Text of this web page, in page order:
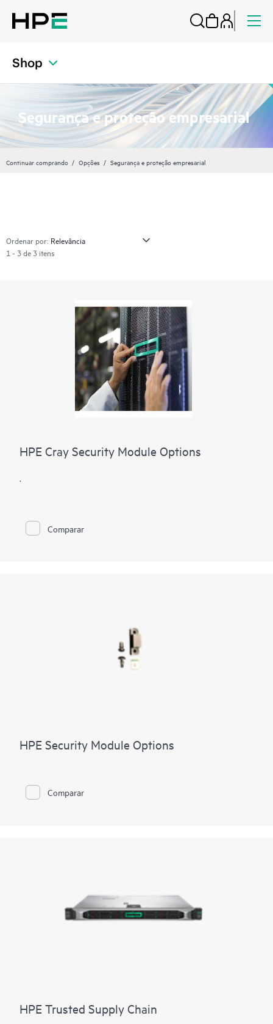
Shop
Segurança e proteção empresarial
Continuar comprando Opções Segurança e proteção empresarial
Ordenar por:
1 - 3 de 3 itens
HPE Cray Security Module Options
.
Comparar
HPE Security Module Options
Comparar
HPE Trusted Supply Chain